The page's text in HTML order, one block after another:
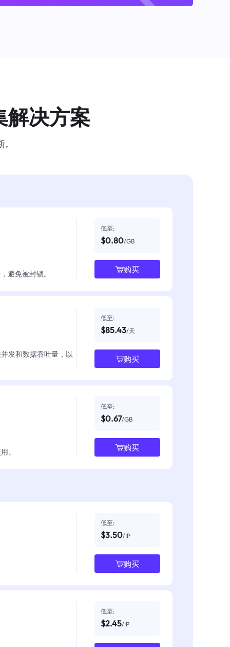
解决方案
避免被封锁。
低至:
$0.80/GB
购买
发和数据吞吐量，以
低至:
$85.43/天
购买
。
低至:
$0.67/GB
购买
低至:
$3.50/IP
购买
低至:
$2.45/IP